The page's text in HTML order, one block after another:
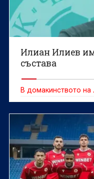
Илиан Илиев
състава
В домакинството на